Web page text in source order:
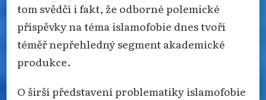
tom svědčí i fakt, že odborné polemické
příspěvky na téma islamofobie dnes tvoří
téměř nepřehledný segment akademické
produkce.
O širší představení problematiky islamofobie